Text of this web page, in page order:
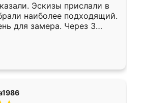
Эскизы прислали в
наиболее подходящий.
для замера. Через 3
уже готова. Остались
Спасибо Ренессанс
работу!